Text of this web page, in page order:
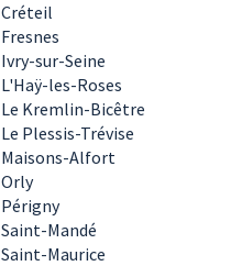
Créteil
Fresnes
Ivry-sur-Seine
L'Haÿ-les-Roses
Le Kremlin-Bicêtre
Le Plessis-Trévise
Maisons-Alfort
Orly
Périgny
Saint-Mandé
Saint-Maurice